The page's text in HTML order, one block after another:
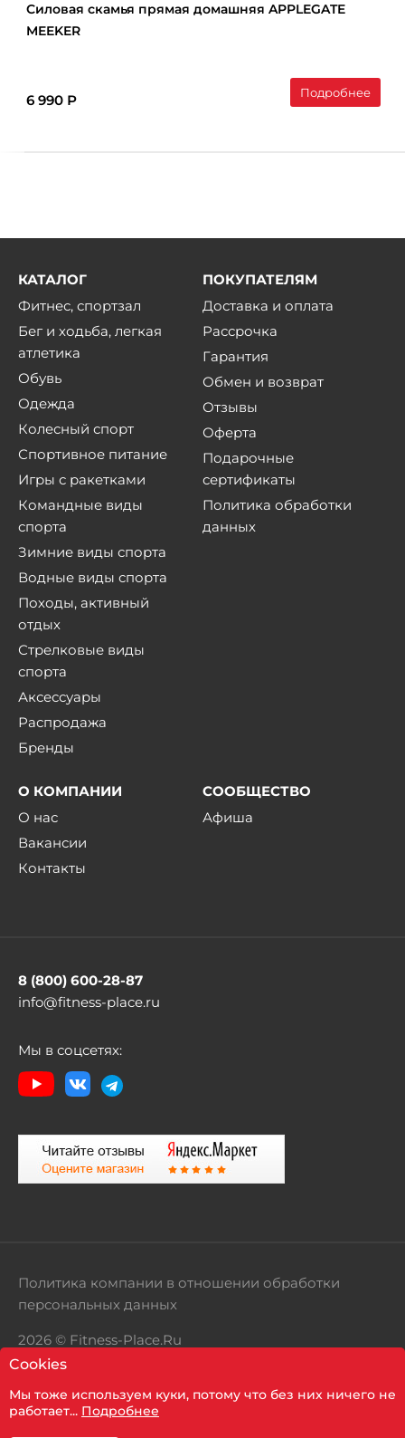
Силовая скамья прямая домашняя APPLEGATE
MEEKER
6 990 Р Подробнее
КАТАЛОГ
Фитнес, спортзал
Бег и ходьба, легкая
атлетика
Обувь
Одежда
Колесный спорт
Спортивное питание
Игры с ракетками
Командные виды
спорта
Зимние виды спорта
Водные виды спорта
Походы, активный
отдых
Стрелковые виды
спорта
Аксессуары
Распродажа
Бренды
ПОКУПАТЕЛЯМ
Доставка и оплата
Рассрочка
Гарантия
Обмен и возврат
Отзывы
Оферта
Подарочные
сертификаты
Политика обработки
данных
О КОМПАНИИ
О нас
Вакансии
Контакты
СООБЩЕСТВО
Афиша
8 (800) 600-28-87
info@fitness-place.ru
Мы в соцсетях:
2026 © Fitness-Place.Ru
Территория здорового образа жизни
Политика компании в отношении обработки
персональных данных
Cookies
Мы тоже используем куки, потому что без них ничего не
работает... Подробнее